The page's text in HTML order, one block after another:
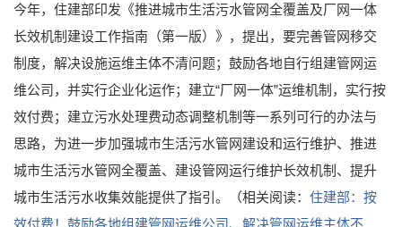
今年，住建部印发《推进城市生活污水管网全覆盖及厂网一体
长效机制建设工作指南（第一版）》，提出，要完善管网移交
制度，解决设施运维主体不清问题；鼓励各地自行组建管网运
维公司，并实行企业化运作；建立“厂网一体”运维机制，实行按
效付费；建立污水处理费动态调整机制等一系列可行的办法与
思路，为进一步加强城市生活污水管网建设和运行维护、推进
城市生活污水管网全覆盖、建设管网运行维护长效机制、提升
城市生活污水收集效能提供了指引。（相关阅读： 住建部：按
效付费！鼓励各地组建管网运维公司、解决管网运维主体不